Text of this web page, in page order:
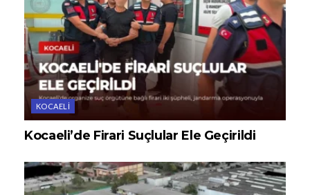
KOCAELI
Kocaeli’de Firari Suçlular Ele Geçirildi